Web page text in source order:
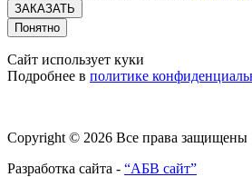
ЗАКАЗАТЬ
Понятно
Сайт использует куки
Подробнее в политике
Copyright © 2026 Все права защищены
Разработка сайта - “АБВ сайт”